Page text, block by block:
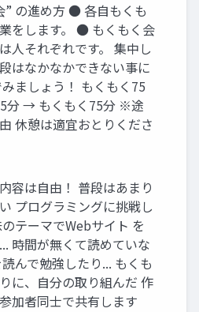
” の進め方 ● 各自もくも
をします。 ● もくもく会
人それぞれです。 集中し
はなかなかできない事に
ましょう！ もくもく75
分 → もくもく75分 ※途
休憩は適宜おとりくださ
容は自由！ 普段はあまり
プログラミングに挑戦し
テーマでWebサイト を
時間が無くて読めていな
んで勉強したり... もくも
に、自分の取り組んだ 作
加者同士で共有します